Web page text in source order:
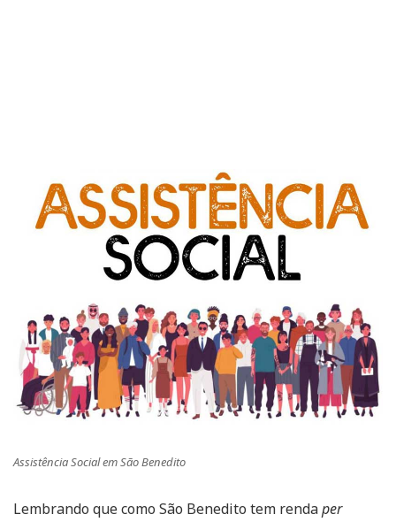
Assistência Social em São Benedito
Lembrando que como São Benedito tem rendaper